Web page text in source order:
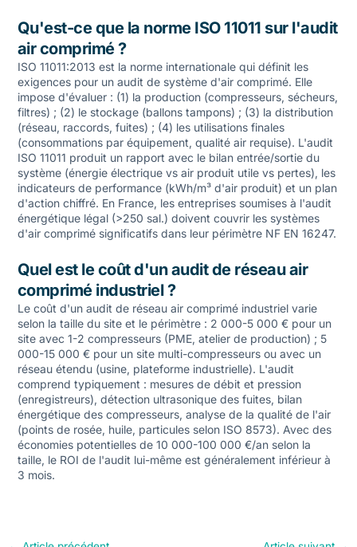
Qu'est-ce que la norme ISO 11011 sur l'audit
air comprimé ?
ISO 11011:2013 est la norme internationale qui définit les
exigences pour un audit de système d'air comprimé. Elle
impose d'évaluer : (1) la production (compresseurs, sécheurs,
filtres) ; (2) le stockage (ballons tampons) ; (3) la distribution
(réseau, raccords, fuites) ; (4) les utilisations finales
(consommations par équipement, qualité air requise). L'audit
ISO 11011 produit un rapport avec le bilan entrée/sortie du
système (énergie électrique vs air produit utile vs pertes), les
indicateurs de performance (kWh/m³ d'air produit) et un plan
d'action chiffré. En France, les entreprises soumises à l'audit
énergétique légal (>250 sal.) doivent couvrir les systèmes
d'air comprimé significatifs dans leur périmètre NF EN 16247.
Quel est le coût d'un audit de réseau air
comprimé industriel ?
Le coût d'un audit de réseau air comprimé industriel varie
selon la taille du site et le périmètre : 2 000-5 000 € pour un
site avec 1-2 compresseurs (PME, atelier de production) ; 5
000-15 000 € pour un site multi-compresseurs ou avec un
réseau étendu (usine, plateforme industrielle). L'audit
comprend typiquement : mesures de débit et pression
(enregistreurs), détection ultrasonique des fuites, bilan
énergétique des compresseurs, analyse de la qualité de l'air
(points de rosée, huile, particules selon ISO 8573). Avec des
économies potentielles de 10 000-100 000 €/an selon la
taille, le ROI de l'audit lui-même est généralement inférieur à
3 mois.